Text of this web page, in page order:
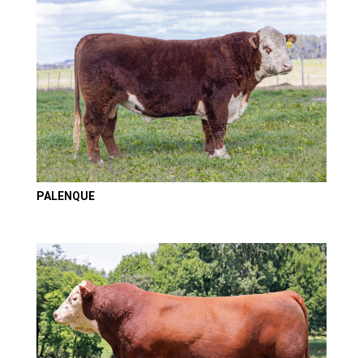
PALENQUE